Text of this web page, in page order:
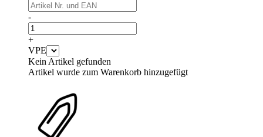
-
+
VPE
Kein Artikel gefunden
Artikel wurde zum Warenkorb hinzugefügt